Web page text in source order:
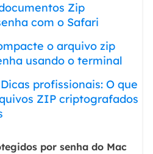
Zip
com o Safari
o arquivo zip
usando o terminal
profissionais: O que
ZIP criptografados
por senha do Mac